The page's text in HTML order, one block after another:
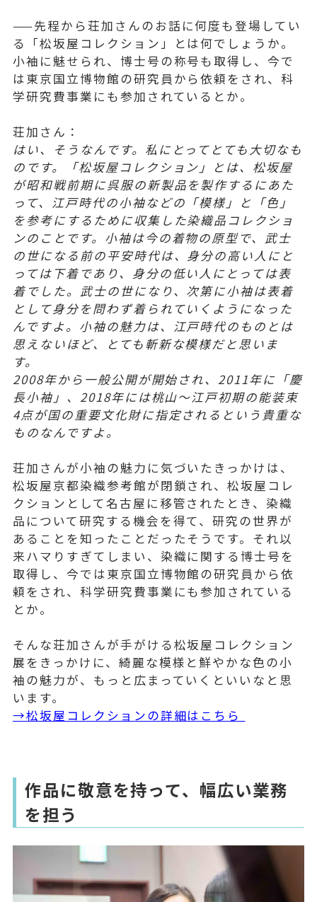
——先程から荘加さんのお話に何度も登場してい
る「松坂屋コレクション」とは何でしょうか。
小袖に魅せられ、博士号の称号も取得し、今で
は東京国立博物館の研究員から依頼をされ、科
学研究費事業にも参加されているとか。
荘加さん：
はい、そうなんです。私にとってとても大切なも
のです。「松坂屋コレクション」とは、松坂屋
が昭和戦前期に呉服の新製品を製作するにあた
って、江戸時代の小袖などの「模様」と「色」
を参考にするために収集した染織品コレクショ
ンのことです。小袖は今の着物の原型で、武士
の世になる前の平安時代は、身分の高い人にと
っては下着であり、身分の低い人にとっては表
着でした。武士の世になり、次第に小袖は表着
として身分を問わず着られていくようになった
んですよ。小袖の魅力は、江戸時代のものとは
思えないほど、とても斬新な模様だと思いま
す。
2008年から一般公開が開始され、2011年に「慶
長小袖」、2018年には桃山～江戸初期の能装束
4点が国の重要文化財に指定されるという貴重な
ものなんですよ。
荘加さんが小袖の魅力に気づいたきっかけは、
松坂屋京都染織参考館が閉鎖され、松坂屋コレ
クションとして名古屋に移管されたとき、染織
品について研究する機会を得て、研究の世界が
あることを知ったことだったそうです。それ以
来ハマりすぎてしまい、染織に関する博士号を
取得し、今では東京国立博物館の研究員から依
頼をされ、科学研究費事業にも参加されている
とか。
そんな荘加さんが手がける松坂屋コレクション
展をきっかけに、綺麗な模様と鮮やかな色の小
袖の魅力が、もっと広まっていくといいなと思
います。
→松坂屋コレクションの詳細はこちら
作品に敬意を持って、幅広い業務
を担う